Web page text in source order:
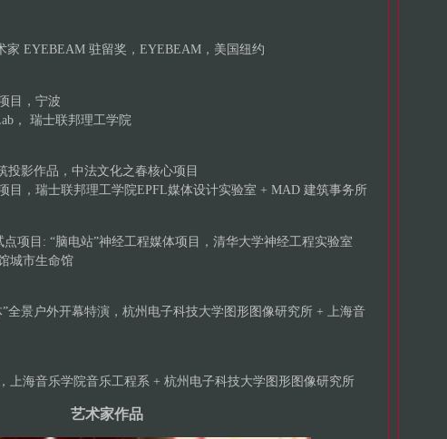
家 EYEBEAM 驻留奖，EYEBEAM，美国纽约
目，宁波
， 瑞士联邦理工学院
影作品，中法文化之春核心项目
目，瑞士联邦理工学院EPFL媒体设计实验室 + MAD 建筑事务所
项目: “脑电站”神经工程媒体项目，清华大学神经工程实验室
城市生命馆
全景户外开幕特演，杭州电子科技大学图形图像研究所 + 上海音
上海音乐学院音乐工程系 + 杭州电子科技大学图形图像研究所
艺术家作品